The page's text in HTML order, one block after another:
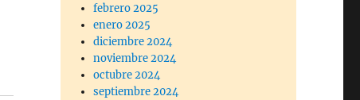
febrero 2025
enero 2025
diciembre 2024
noviembre 2024
octubre 2024
septiembre 2024